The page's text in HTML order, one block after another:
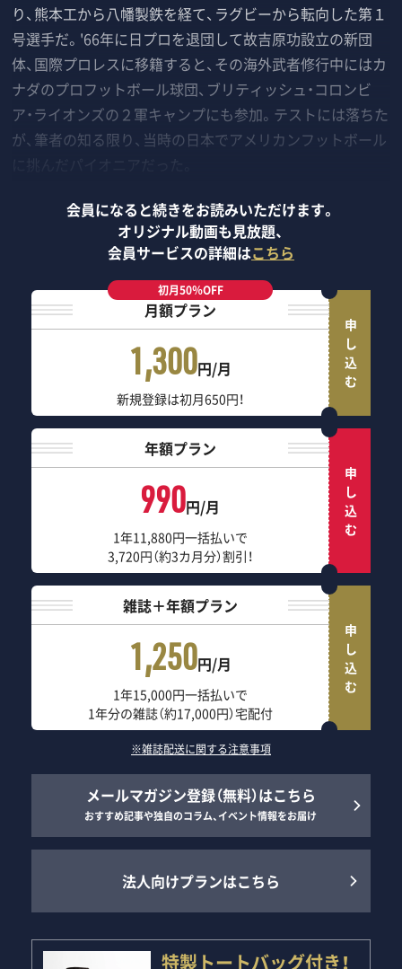
り、熊本工から八幡製鉄を経て、ラグビーから転向した第１
号選手だ。'66年に日プロを退団して故吉原功設立の新団
体、国際プロレスに移籍すると、その海外武者修行中にはカ
ナダのプロフットボール球団、ブリティッシュ・コロンビ
ア・ライオンズの２軍キャンプにも参加。テストには落ちた
が、筆者の知る限り、当時の日本でアメリカンフットボール
会員になると続きをお読みいただけます。
オリジナル動画も見放題、
会員サービスの詳細はこちら
初月50％OFF
月額プラン
1,300円/月
新規登録は初月650円！
申し込む
年額プラン
990円/月
1年11,880円一括払いで
3,720円（約3カ月分）割引！
申し込む
雑誌＋年額プラン
1,250円/月
1年15,000円一括払いで
1年分の雑誌（約17,000円）宅配付
申し込む
※雑誌配送に関する注意事項
メールマガジン登録（無料）はこちら
おすすめ記事や独自のコラム、イベント情報をお届け
法人向けプランはこちら
特製トートバッグ付き！